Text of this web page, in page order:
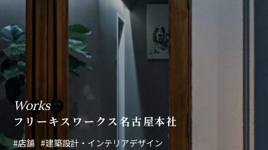
Works
フリーキスワークス名古屋本社
#店舗 #建築設計・インテリアデザイン